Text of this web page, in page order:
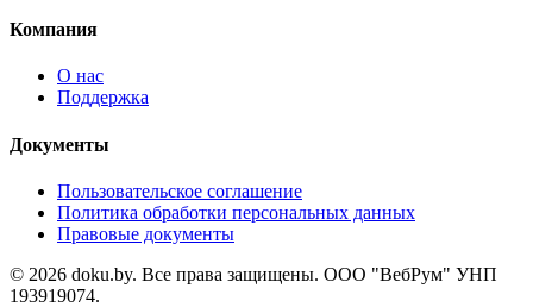
Компания
О нас
Поддержка
Документы
Пользовательское соглашение
Политика обработки персональных данных
Правовые документы
© 2026 doku.by. Все права защищены. ООО "ВебРум" УНП
193919074.